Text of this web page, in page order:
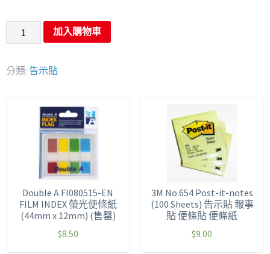
加入購物車
分類: 告示貼
Double A FI080515-EN
FILM INDEX 螢光便條紙
(44mm x 12mm) (售罄)
$8.50
3M No.654 Post-it-notes
(100 Sheets) 告示貼 報事
貼 便條貼 便條紙
$9.00